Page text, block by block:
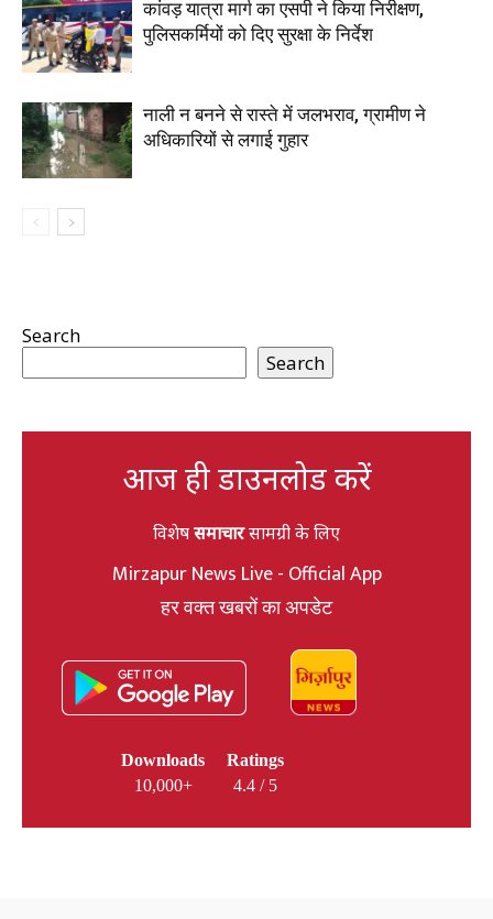
कांवड़ यात्रा मार्ग का एसपी ने किया निरीक्षण,
पुलिसकर्मियों को दिए सुरक्षा के निर्देश
नाली न बनने से रास्ते में जलभराव, ग्रामीण ने
अधिकारियों से लगाई गुहार
Search
Search
आज ही डाउनलोड करें
विशेषसमाचारसामग्री के लिए
Mirzapur News Live - Official App
हर वक्त खबरों का अपडेट
Downloads
10,000+
Ratings
4.4 / 5